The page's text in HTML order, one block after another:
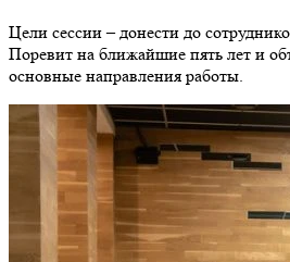
Цели сессии – донести до
Поревит на ближайшие пять лет и
основные направления работы.